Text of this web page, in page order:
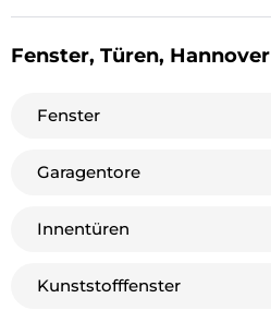
Fenster, Türen, Hannover
Fenster
Garagentore
Innentüren
Kunststofffenster